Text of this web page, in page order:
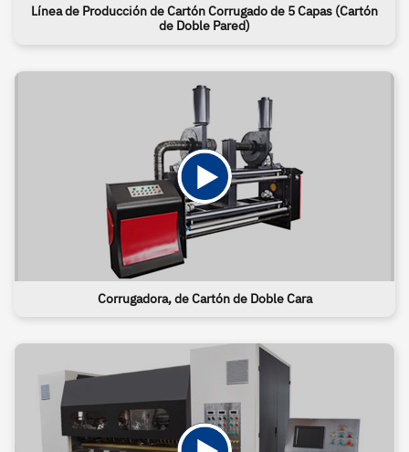
Línea de Producción de Cartón Corrugado de 5 Capas (Cartón
de Doble Pared)
Corrugadora, de Cartón de Doble Cara